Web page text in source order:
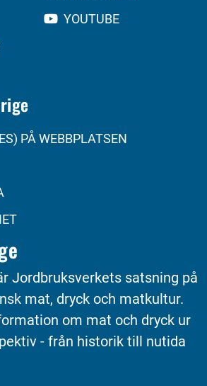
YOUTUBE
PÅ WEBBPLATSEN
Jordbruksverkets satsning på
mat, dryck och matkultur.
om mat och dryck ur
- från historik till nutida